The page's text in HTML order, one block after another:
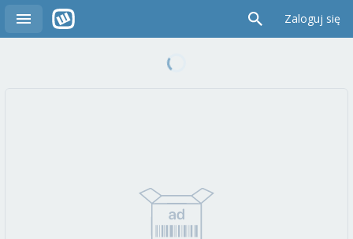
Zaloguj się